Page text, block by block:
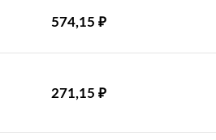
574,15 ₽
271,15 ₽